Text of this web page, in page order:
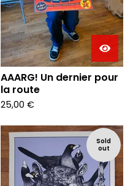
AAARG! Un dernier pour
la route
25,00 €
Sold
out